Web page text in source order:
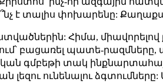
է տալիս փոխարենը:
Հիմա,
բացառել պատե-
գմբեթի տակ
ունենալու ձգտումները: